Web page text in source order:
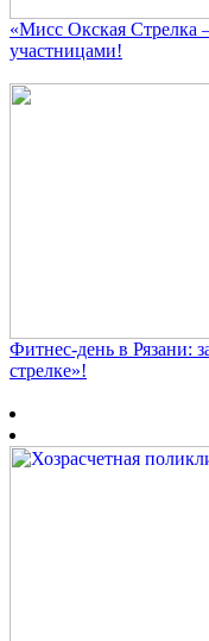
«Мисс Окская Стрелка
участницами!
Фитнес‑день в Рязани:
стрелке»!